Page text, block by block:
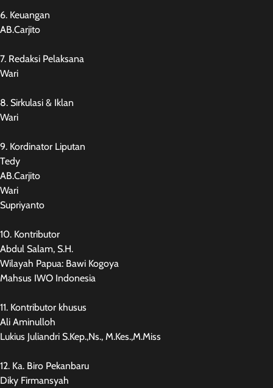
6. Keuangan
AB.Carjito
7. Redaksi Pelaksana
Wari
8. Sirkulasi & Iklan
Wari
9. Kordinator Liputan
Tedy
AB.Carjito
Wari
Supriyanto
10. Kontributor
Abdul Salam, S.H.
Wilayah Papua: Bawi Kogoya
Mahsus IWO Indonesia
11. Kontributor khusus
Ali Aminulloh
Lukius Juliandri S.Kep.,Ns., M.Kes.,M.Miss
12. Ka. Biro Pekanbaru
Diky Firmansyah